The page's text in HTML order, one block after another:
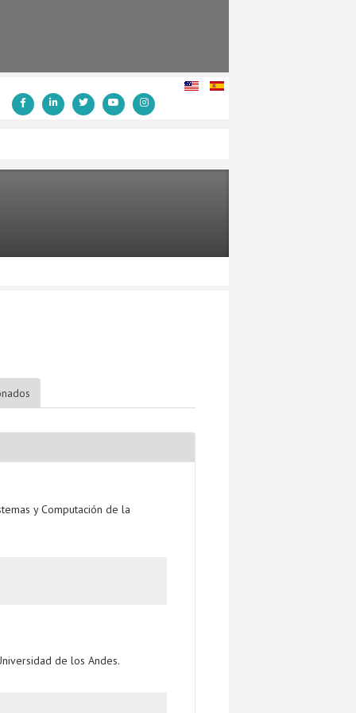
y Computación de la
de los Andes.